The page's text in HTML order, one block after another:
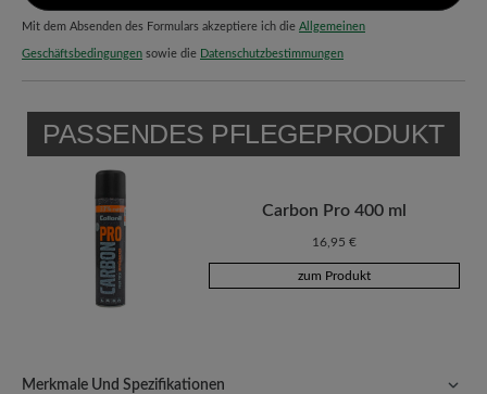
Mit dem Absenden des Formulars akzeptiere ich die Allgemeinen
Geschäftsbedingungen sowie die Datenschutzbestimmungen
PASSENDES PFLEGEPRODUKT
Carbon Pro 400 ml
16,95 €
zum Produkt
Merkmale Und Spezifikationen